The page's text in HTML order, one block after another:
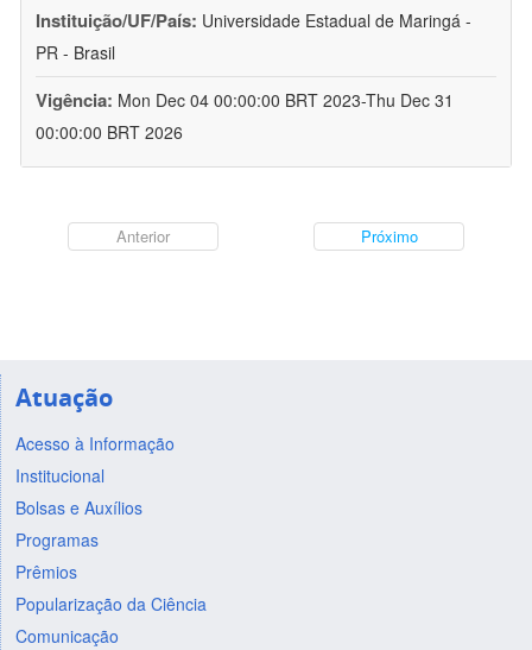
Instituição/UF/País: Universidade Estadual de Maringá -
PR - Brasil
Vigência: Mon Dec 04 00:00:00 BRT 2023-Thu Dec 31
00:00:00 BRT 2026
Anterior Próximo
Atuação
Acesso à Informação
Institucional
Bolsas e Auxílios
Programas
Prêmios
Popularização da Ciência
Comunicação